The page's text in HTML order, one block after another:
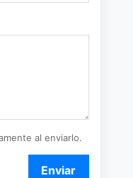
al enviarlo.
Enviar